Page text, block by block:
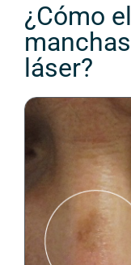
¿Cómo
láser?